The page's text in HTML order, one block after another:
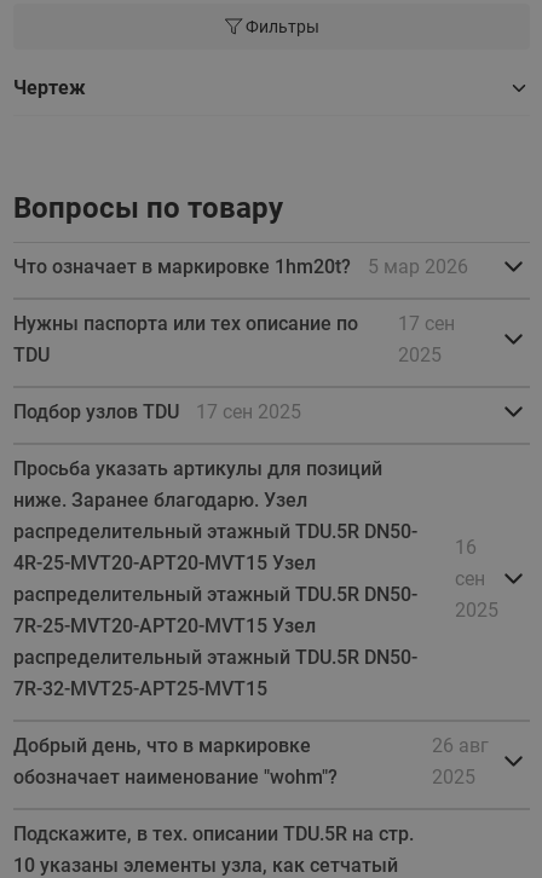
Фильтры
Чертеж
Вопросы по товару
Что означает в маркировке 1hm20t? 5 мар 2026
Нужны паспорта или тех описание по
TDU
17 сен
2025
Подбор узлов TDU 17 сен 2025
Просьба указать артикулы для позиций
ниже. Заранее благодарю. Узел
распределительный этажный TDU.5R DN50-
4R-25-MVT20-APT20-MVT15 Узел
распределительный этажный TDU.5R DN50-
7R-25-MVT20-APT20-MVT15 Узел
распределительный этажный TDU.5R DN50-
7R-32-MVT25-APT25-MVT15
16
сен
2025
Добрый день, что в маркировке
обозначает наименование "wohm"?
26 авг
2025
Подскажите, в тех. описании TDU.5R на стр.
10 указаны элементы узла, как сетчатый